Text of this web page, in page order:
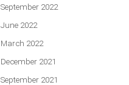
September 2022
June 2022
March 2022
December 2021
September 2021